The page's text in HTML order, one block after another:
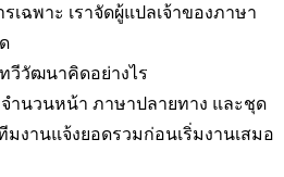
เฉพาะ เราจัดผู้แปลเจ้าของภาษา
วีวัฒนาคิดอย่างไร
ำนวนหน้า ภาษาปลายทาง และชุด
มงานแจ้งยอดรวมก่อนเริ่มงานเสมอ